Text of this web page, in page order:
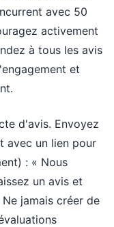
avec 50
activement
à tous les avis
et
d'avis. Envoyez
avec un lien pour
: « Nous
un avis et
jamais créer de